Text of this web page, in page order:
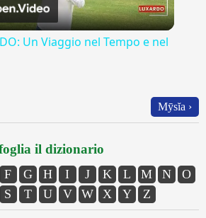
Video
Un Viaggio nel Tempo e nel
Mȳsĭa ›
il dizionario
F G H I J K L M N
O
S T U V W X Y Z